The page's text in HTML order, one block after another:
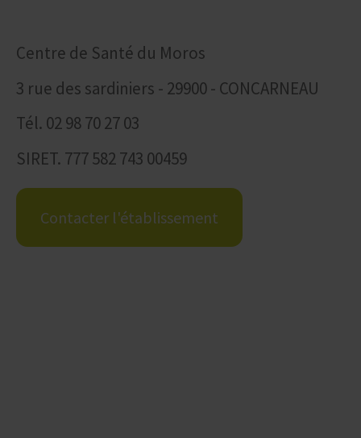
Centre de Santé du Moros
3 rue des sardiniers - 29900 - CONCARNEAU
Tél. 02 98 70 27 03
SIRET. 777 582 743 00459
Contacter l'établissement